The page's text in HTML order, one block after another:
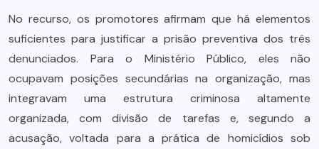
No recurso, os promotores afirmam que há elementos
suficientes para justificar a prisão preventiva dos três
denunciados. Para o Ministério Público, eles não
ocupavam posições secundárias na organização, mas
integravam uma estrutura criminosa altamente
organizada, com divisão de tarefas e, segundo a
acusação, voltada para a prática de homicídios sob